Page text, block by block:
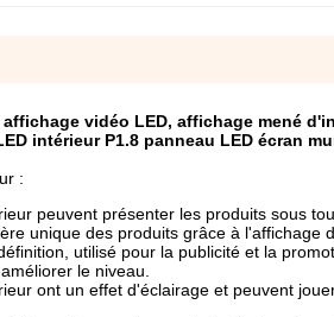
vidéo LED, affichage mené
intérieur P1.8 panneau LED écran
:
peuvent présenter les produits sous
unique des produits grâce à l'affichage
utilisé pour la publicité et la
le niveau.
ont un effet d'éclairage et peuvent